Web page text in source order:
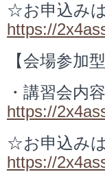
☆お申込み
https://
【会場参加
・講習会内容
https://
☆お申込み
https://